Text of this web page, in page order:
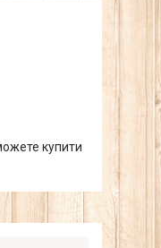
купити